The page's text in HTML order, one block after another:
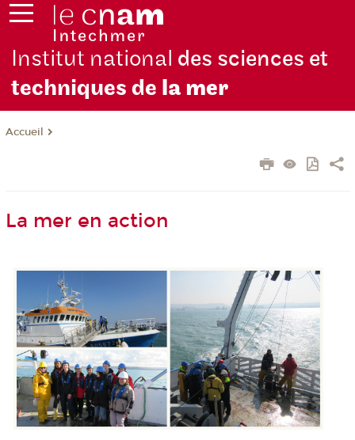
Institut national des sciences et
techniques de la mer
Accueil
La mer en action